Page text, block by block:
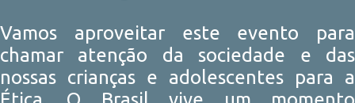
Vamos aproveitar este evento para
chamar atenção da sociedade e das
nossas crianças e adolescentes para a